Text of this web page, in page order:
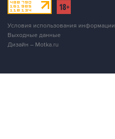
Условия использования информации
Выходные данные
Дизайн – Motka.ru